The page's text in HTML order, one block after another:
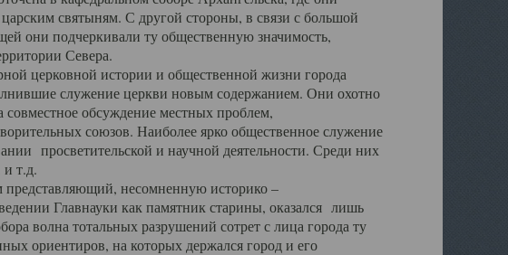
святыням. С другой стороны, в связи с большой
они подчеркивали ту общественную значимость,
Севера.
истории и общественной жизни города
служение церкви новым содержанием. Они охотно
совместное обсуждение местных проблем,
союзов. Наиболее ярко общественное служение
просветительской и научной деятельности. Среди них
т.д.
несомненную историко –
Главнауки как памятник старины, оказался лишь
волна тотальных разрушений сотрет с лица города ту
ориентиров, на которых держался город и его